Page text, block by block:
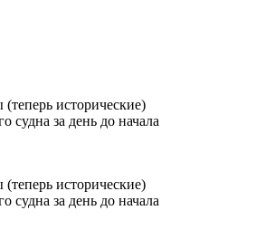
исторические)
судна за день до начала
исторические)
судна за день до начала